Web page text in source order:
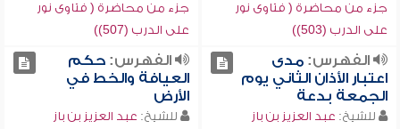
جزء من محاضرة ( فتاوى نور
على الدرب (503))
جزء من محاضرة ( فتاوى نور
على الدرب (507))
الفهرس:مدى
اعتبار الأذان الثاني يوم
الجمعة بدعة
للشيخ: عبد العزيز بن باز
الفهرس:حكم
العيافة والخط في
الأرض
للشيخ: عبد العزيز بن باز